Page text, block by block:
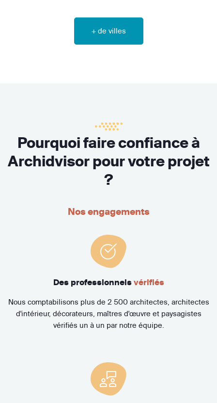
+ de villes
Pourquoi faire confiance à
Archidvisor pour votre projet
?
Nos engagements
Des professionnels vérifiés
Nous comptabilisons plus de 2 500 architectes, architectes
d'intérieur, décorateurs, maîtres d'œuvre et paysagistes
vérifiés un à un par notre équipe.